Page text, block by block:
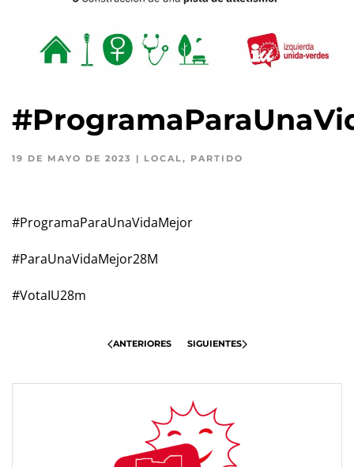
19 DE MAYO DE 2023 | LOCAL, PARTIDO
#ProgramaParaUnaVidaMejor
#ParaUnaVidaMejor28M
#VotaIU28m
ANTERIORES SIGUIENTES